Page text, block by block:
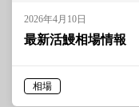
2026年4月10日
最新活鰻相場情報
相場